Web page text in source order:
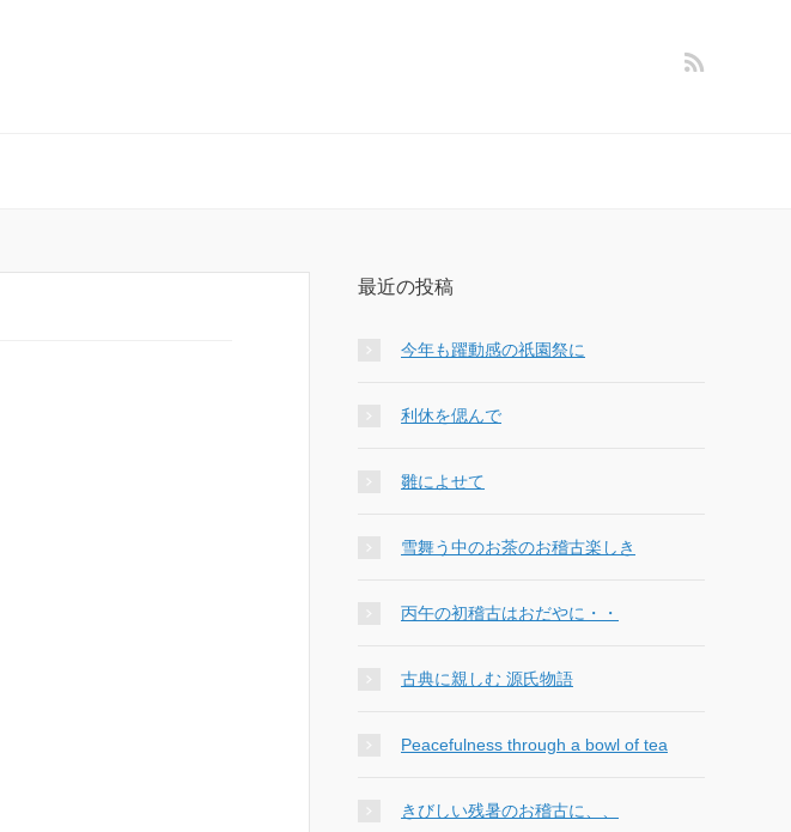
最近の投稿
今年も躍動感の祇園祭に
利休を偲んで
雛によせて
雪舞う中のお茶のお稽古楽しき
丙午の初稽古はおだやに・・
古典に親しむ 源氏物語
Peacefulness through a bowl of tea
きびしい残暑のお稽古に、、